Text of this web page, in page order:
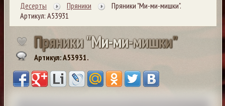
Десерты Пряники
Пряники "Ми-ми-мишки".
Артикул: А53931
Пряники"Ми-ми-мишки"
Артикул: A53931.